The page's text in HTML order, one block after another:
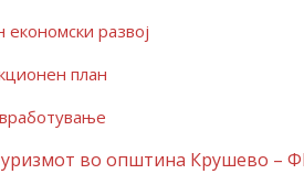
развој
план
туризмот во општина Крушево